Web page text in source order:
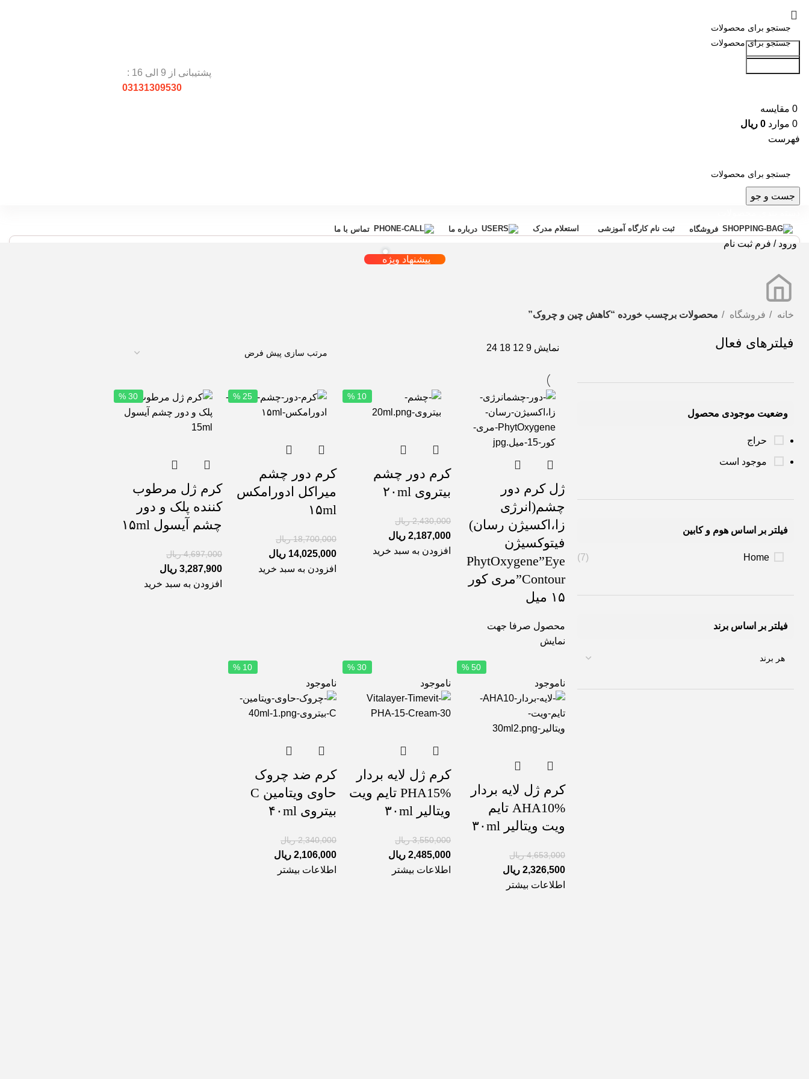
جست و جو
پشتیبانی از 9 الی 16 :
03131309530
0 مقایسه
0 موارد 0 ریال
فهرست
جست و جو
فروشگاه ثبت نام کارگاه آموزشی استعلام مدرک درباره ما تماس با ما
ورود / فرم ثبت نام
پیشنهاد ویژه
خانه فروشگاه محصولات برچسب خورده “کاهش چین و چروک”
فیلترهای فعال
وضعیت موجودی محصول
حراج
موجود است
فیلتر بر اساس هوم و کابین
Home
(7)
فیلتر بر اساس برند
نمایش 9
12
18
24
ژل کرم دور
چشم(انرژی
زا،اکسیژن رسان)
فیتوکسیژن
PhytOxygene”Eye
Contour”مری کور
۱۵ میل
محصول صرفا جهت
نمایش
10 %
کرم دور چشم
بیتروی ۲۰ml
2,430,000 ریال
2,187,000 ریال
افزودن به سبد خرید
25 %
کرم دور چشم
میراکل ادورامکس
۱۵ml
18,700,000 ریال
14,025,000 ریال
افزودن به سبد خرید
30 %
کرم ژل مرطوب
کننده پلک و دور
چشم آیسول ۱۵ml
4,697,000 ریال
3,287,900 ریال
افزودن به سبد خرید
ناموجود
50 %
کرم ژل لایه بردار
AHA10% تایم
ویت ویتالیر ۳۰ml
4,653,000 ریال
2,326,500 ریال
اطلاعات بیشتر
ناموجود
30 %
کرم ژل لایه بردار
PHA15% تایم ویت
ویتالیر ۳۰ml
3,550,000 ریال
2,485,000 ریال
اطلاعات بیشتر
ناموجود
10 %
کرم ضد چروک
حاوی ویتامین C
بیتروی ۴۰ml
2,340,000 ریال
2,106,000 ریال
اطلاعات بیشتر